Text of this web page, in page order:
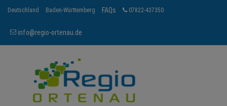
Deutschland Baden-Württemberg FAQs 07822-437350
info@regio-ortenau.de